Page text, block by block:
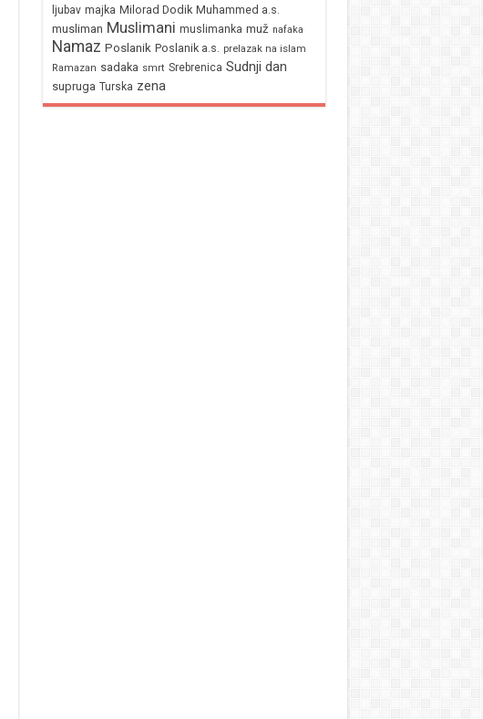
ljubav majka Milorad Dodik Muhammed a.s.
musliman Muslimani muslimanka muž nafaka
Namaz Poslanik Poslanik a.s. prelazak na islam
Ramazan sadaka smrt Srebrenica Sudnji dan
supruga Turska zena